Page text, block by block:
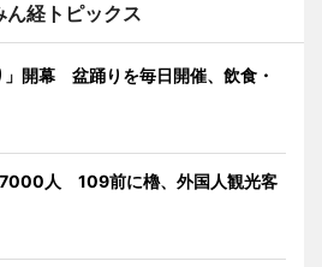
ん経トピックス
」開幕 盆踊りを毎日開催、飲食・
7000人 109前に櫓、外国人観光客